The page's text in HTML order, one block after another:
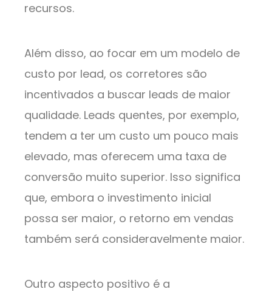
recursos.
Além disso, ao focar em um modelo de
custo por lead, os corretores são
incentivados a buscar leads de maior
qualidade. Leads quentes, por exemplo,
tendem a ter um custo um pouco mais
elevado, mas oferecem uma taxa de
conversão muito superior. Isso significa
que, embora o investimento inicial
possa ser maior, o retorno em vendas
também será consideravelmente maior.
Outro aspecto positivo é a